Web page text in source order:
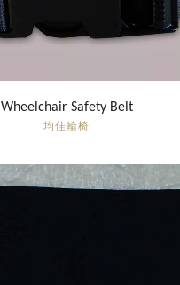
Wheelchair Safety Belt
均佳輪椅